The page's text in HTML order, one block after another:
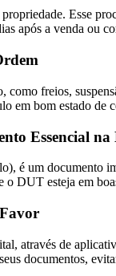
Esse
após a venda ou
freios,
bom estado de
Essencial
é um documento
DUT esteja em
através de
documentos,